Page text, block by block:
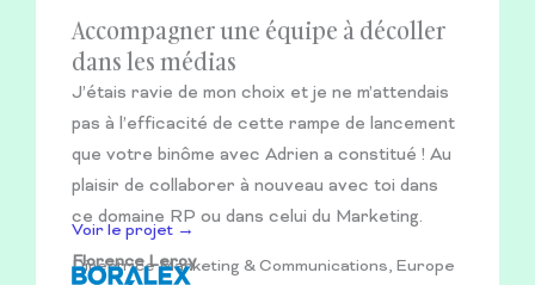
Accompagner une équipe à décoller
dans les médias
J’étais ravie de mon choix et je ne m’attendais
pas à l’efficacité de cette rampe de lancement
que votre binôme avec Adrien a constitué ! Au
plaisir de collaborer à nouveau avec toi dans
ce domaine RP ou dans celui du Marketing.
Voir le projet →
Florence Leroy
Directrice Marketing & Communications, Europe